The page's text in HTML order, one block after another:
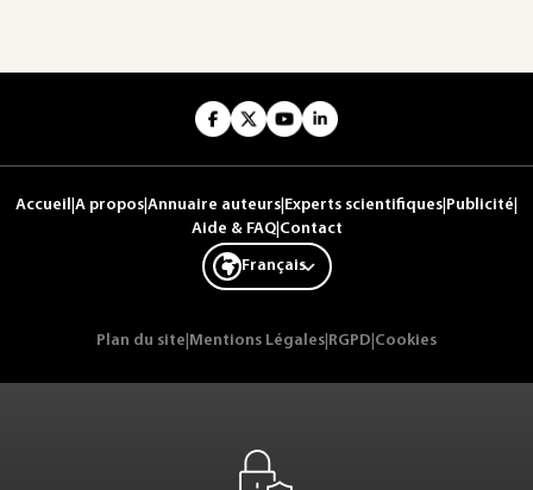
Accueil A propos Annuaire auteurs Experts scientifiques Publicité
Aide & FAQ| Contact
Français
Plan du site Mentions Légales RGPD Cookies